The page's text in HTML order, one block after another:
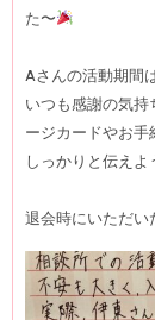
た〜
Aさんの活動期間
いつも感謝の気
ージカードやお
しっかりと伝えよ
退会時にいただい